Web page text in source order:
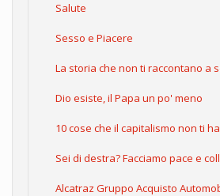
Salute
Sesso e Piacere
La storia che non ti raccontano a
Dio esiste, il Papa un po' meno
10 cose che il capitalismo non ti
Sei di destra? Facciamo pace e
Alcatraz Gruppo Acquisto